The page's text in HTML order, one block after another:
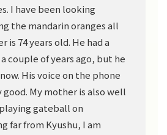
I have been looking
the mandarin oranges all
is 74 years old. He had a
couple of years ago, but he
His voice on the phone
My mother is also well
gateball on
far from Kyushu, I am